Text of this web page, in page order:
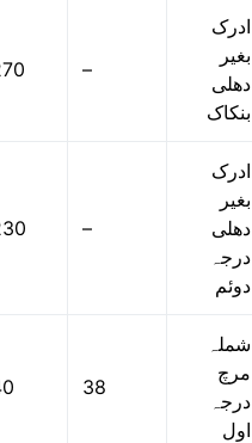
–
ادرک
بغیر
دھلی
بنکاک
–
ادرک
بغیر
دھلی
درجہ
دوئم
38
شملہ
مرچ
درجہ
اول